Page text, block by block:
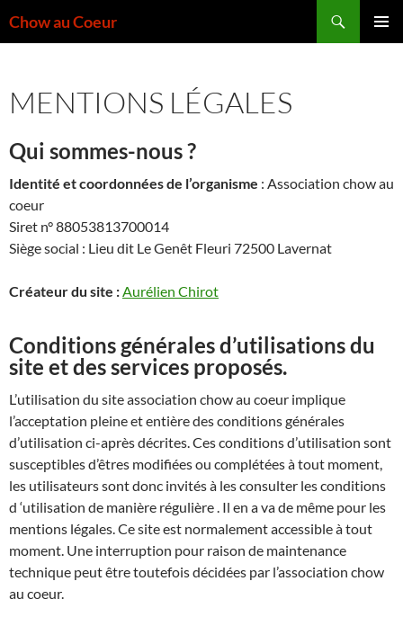
auChow au Coeur
MENTIONS LÉGALES
Qui sommes-nous ?
Identité et coordonnées de l’organisme : Association chow au
coeur
Siret n° 88053813700014
Siège social : Lieu dit Le Genêt Fleuri 72500 Lavernat
Créateur du site :Aurélien Chirot
Conditions générales d’utilisations du
site et des services proposés.
L’utilisation du site association chow au coeur implique
l’acceptation pleine et entière des conditions générales
d’utilisation ci-après décrites. Ces conditions d’utilisation sont
susceptibles d’êtres modifiées ou complétées à tout moment,
les utilisateurs sont donc invités à les consulter les conditions
d ‘utilisation de manière régulière . Il en a va de même pour les
mentions légales. Ce site est normalement accessible à tout
moment. Une interruption pour raison de maintenance
technique peut être toutefois décidées par l’association chow
au coeur.